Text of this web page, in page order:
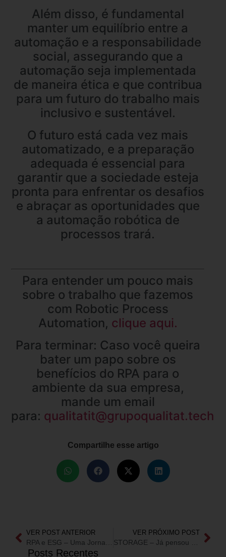
Além disso, é fundamental
manter um equilíbrio entre a
automação e a responsabilidade
social, assegurando que a
automação seja implementada
de maneira ética e que contribua
para um futuro do trabalho mais
inclusivo e sustentável.
O futuro está cada vez mais
automatizado, e a preparação
adequada é essencial para
garantir que a sociedade esteja
pronta para enfrentar os desafios
e abraçar as oportunidades que
a automação robótica de
processos trará.
Para entender um pouco mais
sobre o trabalho que fazemos
com Robotic Process
Automation, clique aqui.
Para terminar: Caso você queira
bater um papo sobre os
benefícios do RPA para o
ambiente da sua empresa,
mande um email
para: qualitatit@grupoqualitat.tech
Compartilhe esse artigo
VER POST ANTERIOR
RPA e ESG – Uma Jornada Rumo a Sustentabilidade Empresarial
VER PRÓXIMO POST
STORAGE – Já pensou em modernizar?
Posts Recentes